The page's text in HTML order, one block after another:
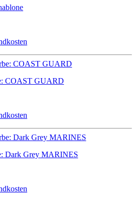
COAST GUARD
Dark Grey MARINES